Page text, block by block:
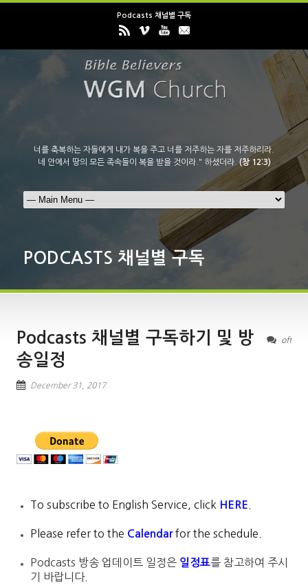
Podcasts 채널별 구독
너를 축복하는 자들에게 내가 복을 주고 너를 저주하는 자를 저주하리라.
네 안에서 땅의 모든 족속들이 복을 받을 것이라." 하셨더라.(창 12:3)
PODCASTS 채널별 구독
off
Podcasts 채널별 구독하기 및 방
송일정
December 31, 2017
To subscribe to English Service, click HERE
Please refer to the Calendarfor the schedule.
Podcasts 방송 업데이트 일정은 일정표를 참고하여 주시
기 바랍니다.